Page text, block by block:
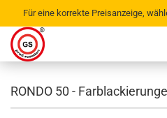
Für eine korrekte Preisanzeige,
RONDO 50 -